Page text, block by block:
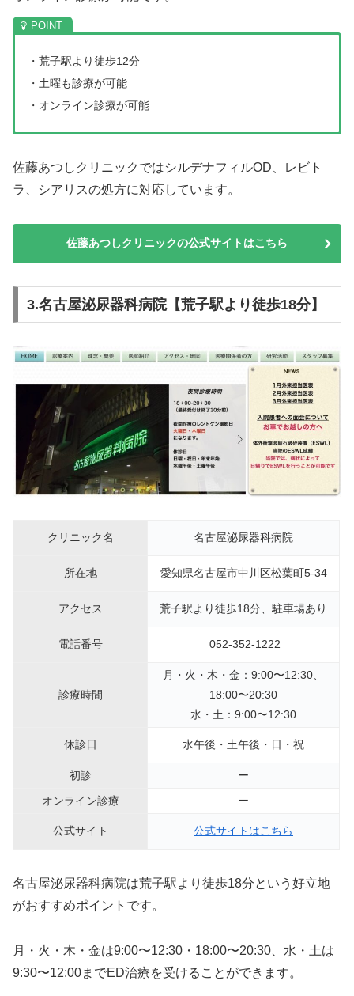
・荒子駅より徒歩12分
・土曜も診療が可能
・オンライン診療が可能
佐藤あつしクリニックではシルデナフィルOD、レビト
ラ、シアリスの処方に対応しています。
佐藤あつしクリニックの公式サイトはこちら
3.名古屋泌尿器科病院【荒子駅より徒歩18分】
クリニック名 名古屋泌尿器科病院
所在地 愛知県名古屋市中川区松葉町5-34
アクセス 荒子駅より徒歩18分、駐車場あり
電話番号 052-352-1222
診療時間
月・火・木・金：9:00〜12:30、
18:00〜20:30
水・土：9:00〜12:30
休診日 水午後・土午後・日・祝
初診
ー
オンライン診療
ー
公式サイト 公式サイトはこちら
名古屋泌尿器科病院は荒子駅より徒歩18分という好立地
がおすすめポイントです。
月・火・木・金は9:00〜12:30・18:00〜20:30、水・土は
9:30〜12:00までED治療を受けることができます。